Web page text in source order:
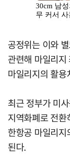
공정위는 이와
관련해 마일리
마일리지의 활
최근 정부가 미
지역화폐로 전
한항공 마일리
된다.